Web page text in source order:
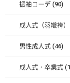
振袖コーデ (90)
成人式（羽織袴
男性成人式 (46)
成人式・卒業式